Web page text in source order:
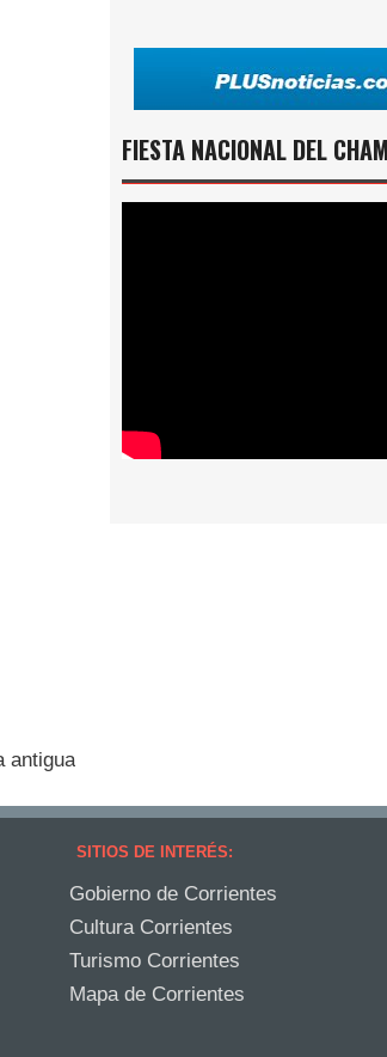
antigua
FIESTA NACIONAL DEL
SITIOS DE INTERÉS:
Gobierno de Corrientes
Cultura Corrientes
Turismo Corrientes
Mapa de Corrientes